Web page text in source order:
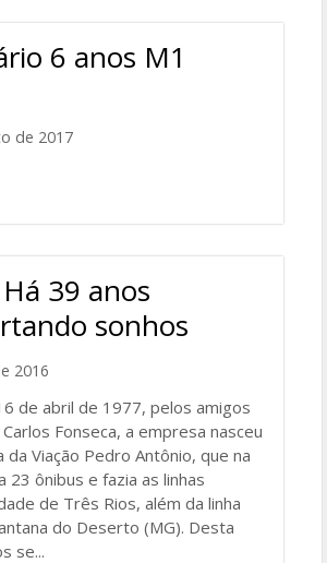
6 anos M1
de 2017
39 anos
sonhos
2016
de abril de 1977, pelos amigos
Fonseca, a empresa nasceu
da Viação Pedro Antônio, que na
23 ônibus e fazia as linhas
de Três Rios, além da linha
do Deserto (MG). Desta
se...